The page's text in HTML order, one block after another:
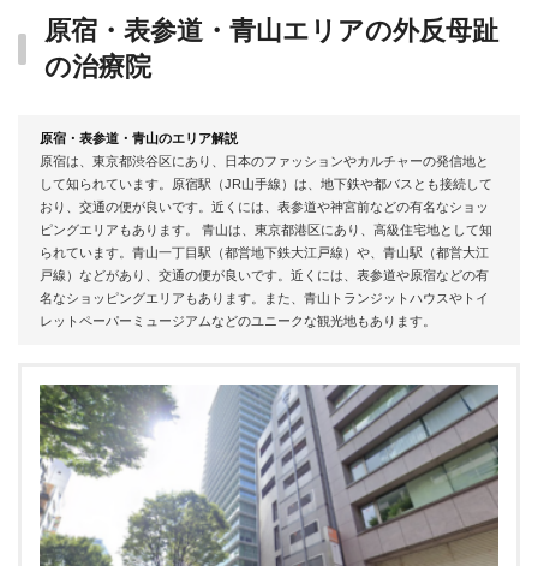
原宿・表参道・青山エリアの外反母趾
の治療院
原宿・表参道・青山のエリア解説
原宿は、東京都渋谷区にあり、日本のファッションやカルチャーの発信地と
して知られています。原宿駅（JR山手線）は、地下鉄や都バスとも接続して
おり、交通の便が良いです。近くには、表参道や神宮前などの有名なショッ
ピングエリアもあります。 青山は、東京都港区にあり、高級住宅地として知
られています。青山一丁目駅（都営地下鉄大江戸線）や、青山駅（都営大江
戸線）などがあり、交通の便が良いです。近くには、表参道や原宿などの有
名なショッピングエリアもあります。また、青山トランジットハウスやトイ
レットペーパーミュージアムなどのユニークな観光地もあります。